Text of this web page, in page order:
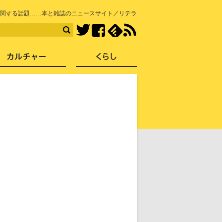
関する話題……本と雑誌のニュースサイト／リテラ
TwitterFacebook
社会